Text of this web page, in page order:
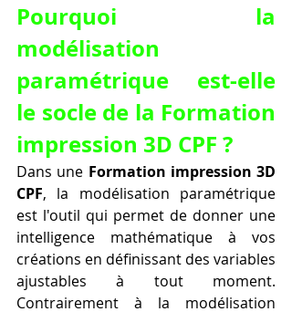
Pourquoi la
modélisation
paramétrique est-elle
le socle de la Formation
impression 3D CPF ?
Dans une Formation impression 3D
CPF, la modélisation paramétrique
est l'outil qui permet de donner une
intelligence mathématique à vos
créations en définissant des variables
ajustables à tout moment.
Contrairement à la modélisation